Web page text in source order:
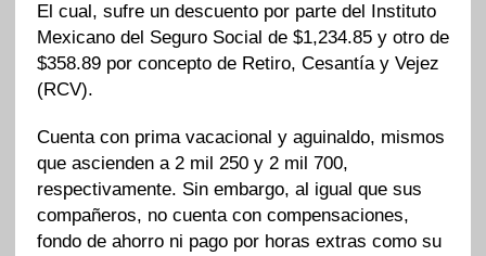
El cual, sufre un descuento por parte del Instituto
Mexicano del Seguro Social de $1,234.85 y otro de
$358.89 por concepto de Retiro, Cesantía y Vejez
(RCV).
Cuenta con prima vacacional y aguinaldo, mismos
que ascienden a 2 mil 250 y 2 mil 700,
respectivamente. Sin embargo, al igual que sus
compañeros, no cuenta con compensaciones,
fondo de ahorro ni pago por horas extras como su